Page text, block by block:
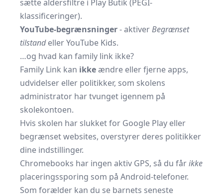
sætte aldersfiltre i Play Butik (PEGI-
klassificeringer).
YouTube-begrænsninger- aktiverBegrænset
tilstandeller YouTube Kids.
…og hvad kan family link ikke?
Family Link kan ikkeændre eller fjerne apps,
udvidelser eller politikker, som skolens
administrator har tvunget igennem på
skolekontoen.
Hvis skolen har slukket for Google Play eller
begrænset websites, overstyrer deres politikker
dine indstillinger.
Chromebooks har ingen aktiv GPS, så du fårikke
placerings­sporing som på Android-telefoner.
Som forælder kan du se barnets seneste